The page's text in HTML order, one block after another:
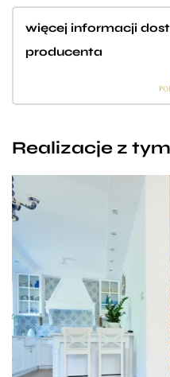
więcej informacji
producenta
Realizacje z